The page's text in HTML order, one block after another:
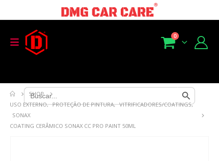
Search
for:
Search Button
0
SHOP
USO EXTERNO, PROTEÇÃO DE PINTURA, VITRIFICADORES/COATINGS,
SONAX
COATING CERÂMICO SONAX CC PRO PAINT 50ML